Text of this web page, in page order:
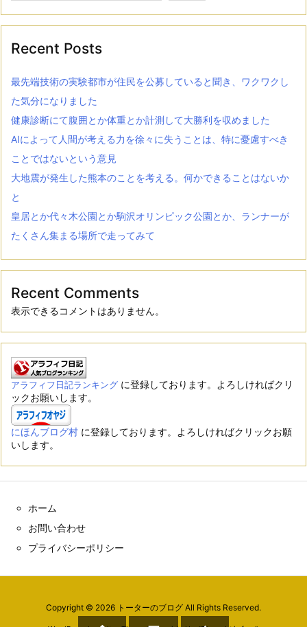
Recent Posts
最先端技術の実験都市が住民を公募していると聞き、ワクワクし
た気分になりました
健康診断にて腹囲とか体重とか計測して大勝利を収めました
AIによって人間が考える力を徐々に失うことは、特に憂慮すべき
ことではないという意見
大地震が発生した熊本のことを考える。何かできることはないか
と
皇居とか代々木公園とか駒沢オリンピック公園とか、ランナーが
たくさん集まる場所で走ってみて
Recent Comments
表示できるコメントはありません。
アラフィフ日記ランキング に登録しております。よろしければクリ
ックお願いします。
にほんブログ村 に登録しております。よろしければクリックお願
いします。
ホーム
お問い合わせ
プライバシーポリシー
Copyright © 2026 トーターのブログ All Rights Reserved.